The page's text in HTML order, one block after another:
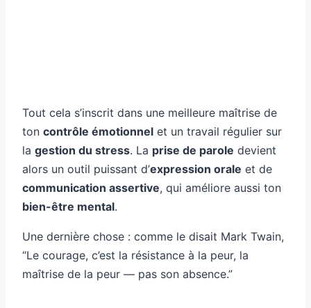
Tout cela s’inscrit dans une meilleure maîtrise de
ton contrôle émotionnel et un travail régulier sur
la gestion du stress. La prise de parole devient
alors un outil puissant d’expression orale et de
communication assertive, qui améliore aussi ton
bien-être mental.
Une dernière chose : comme le disait Mark Twain,
“Le courage, c’est la résistance à la peur, la
maîtrise de la peur — pas son absence.”